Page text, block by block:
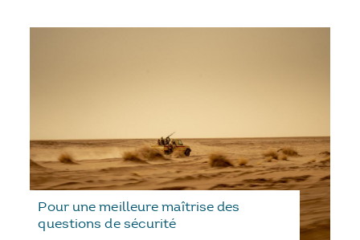
Pour une meilleure maîtrise des
questions de sécurité